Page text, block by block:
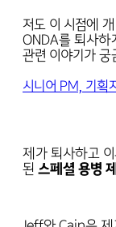
저도 이 시점에
ONDA를 퇴사하
관련 이야기가 궁
시니어 PM, 기획
제가 퇴사하고
된 스페셜 용병